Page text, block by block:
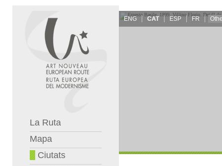
La Ruta
Mapa
Ciutats
ENG CAT ESP FR